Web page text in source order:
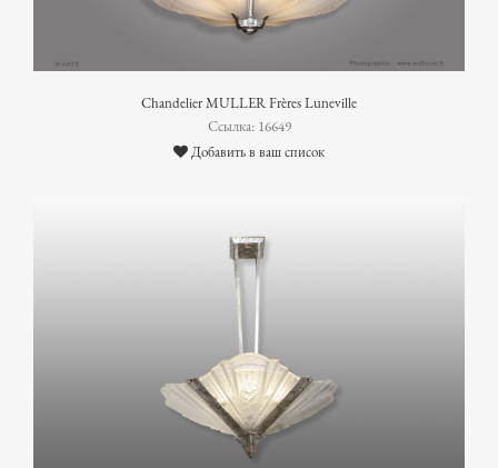
Chandelier MULLER Frères Luneville
Ссылка: 16649
Добавить в ваш список